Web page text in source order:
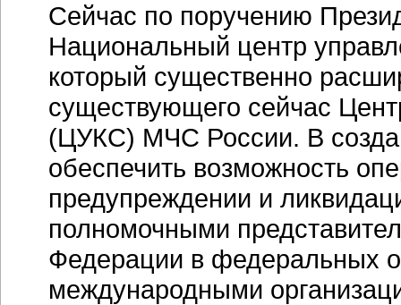
Сейчас по поручению
Национальный центр
который существенно
существующего сейчас
(ЦУКС) МЧС России. В
обеспечить возможность
предупреждении и
полномочными
Федерации в федеральных
международными